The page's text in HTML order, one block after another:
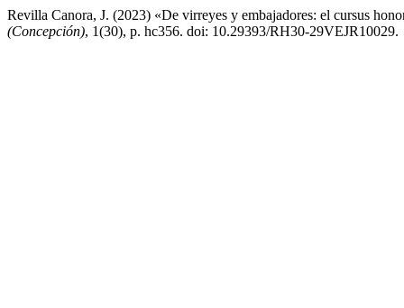
Revilla Canora, J. (2023) «De virreyes y embajadores: el cursus
(Concepción), 1(30), p. hc356. doi: 10.29393/RH30-29VEJR10029.